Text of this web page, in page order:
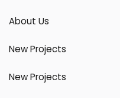
About Us
New Projects
New Projects